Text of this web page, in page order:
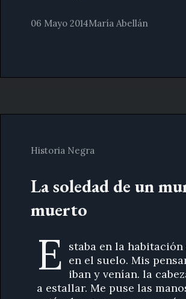
06 Mayo 2014María Abellán
Historia Negra
La soledad de un
muerto
E staba en la habitación
en el suelo. Mis
iban y venían. la
a estallar. Me puse las